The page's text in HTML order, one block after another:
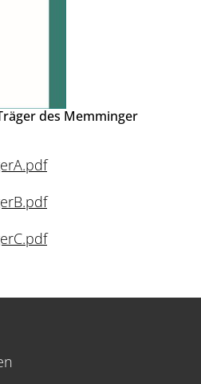
des Memminger